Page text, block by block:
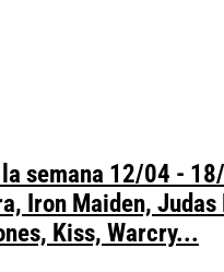
semana 12/04 -
Iron Maiden,
Kiss, Warcry...